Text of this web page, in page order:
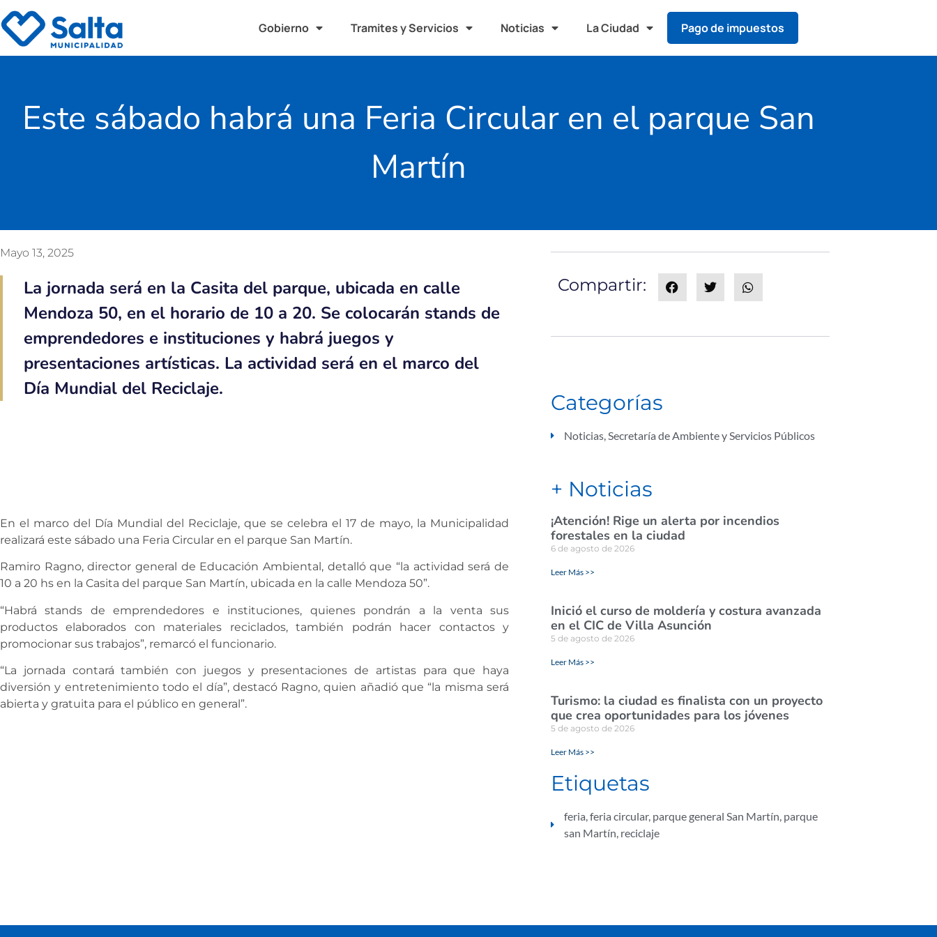
Gobierno Tramites y Servicios Noticias La Ciudad Pago de impuestos
Este sábado habrá una Feria Circular en el parque San
Martín
Mayo 13, 2025
La jornada será en la Casita del parque, ubicada en calle
Mendoza 50, en el horario de 10 a 20. Se colocarán stands de
emprendedores e instituciones y habrá juegos y
presentaciones artísticas. La actividad será en el marco del
Día Mundial del Reciclaje.
En el marco del Día Mundial del Reciclaje, que se celebra el 17 de mayo, la Municipalidad
realizará este sábado una Feria Circular en el parque San Martín.
Ramiro Ragno, director general de Educación Ambiental, detalló que “la actividad será de
10 a 20 hs en la Casita del parque San Martín, ubicada en la calle Mendoza 50”.
“Habrá stands de emprendedores e instituciones, quienes pondrán a la venta sus
productos elaborados con materiales reciclados, también podrán hacer contactos y
promocionar sus trabajos”, remarcó el funcionario.
“La jornada contará también con juegos y presentaciones de artistas para que haya
diversión y entretenimiento todo el día”, destacó Ragno, quien añadió que “la misma será
abierta y gratuita para el público en general”.
Compartir:
Categorías
Noticias,Secretaría de Ambiente y Servicios Públicos
+ Noticias
¡Atención! Rige un alerta por incendios
forestales en la ciudad
6 de agosto de 2026
Leer Más >>
Inició el curso de moldería y costura avanzada
en el CIC de Villa Asunción
5 de agosto de 2026
Leer Más >>
Turismo: la ciudad es finalista con un proyecto
que crea oportunidades para los jóvenes
5 de agosto de 2026
Leer Más >>
Etiquetas
feria,feria circular, parque general San Martín, parque
san Martín, reciclaje